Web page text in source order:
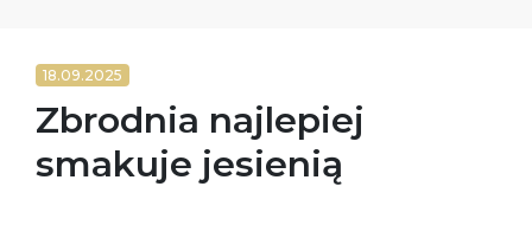
18.09.2025
Zbrodnia najlepiej
smakuje jesienią